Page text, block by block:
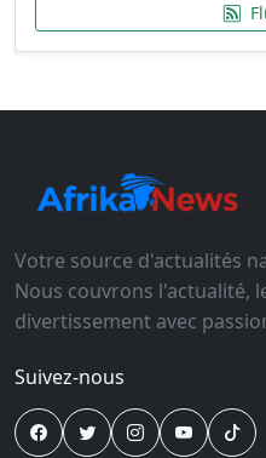
Votre source d'actualités
Nous couvrons l'actualité,
divertissement avec
Suivez-nous